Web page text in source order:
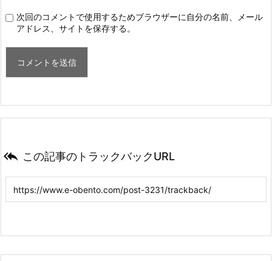
次回のコメントで使用するためブラウザーに自分の名前、メール
アドレス、サイトを保存する。
 この記事のトラックバックURL